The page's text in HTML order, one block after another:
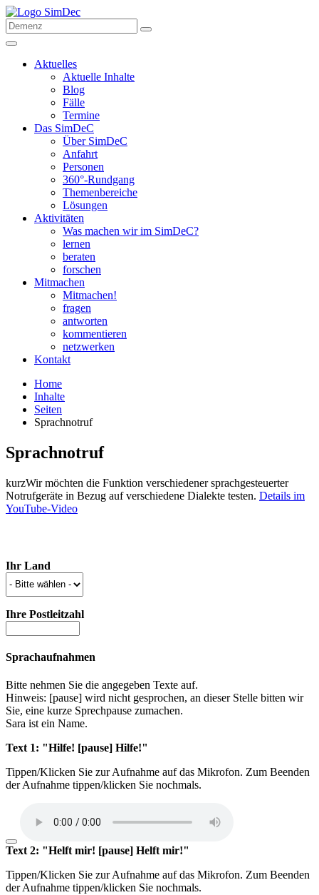
Aktuelles
Aktuelle Inhalte
Blog
Fälle
Termine
Das SimDeC
Über SimDeC
Anfahrt
Personen
360°-Rundgang
Themenbereiche
Lösungen
Aktivitäten
Was machen wir im SimDeC?
lernen
beraten
forschen
Mitmachen
Mitmachen!
fragen
antworten
kommentieren
netzwerken
Kontakt
Home
Inhalte
Seiten
Sprachnotruf
Sprachnotruf
Wir möchten die Funktion verschiedener sprachgesteuerter
Notrufgeräte in Bezug auf verschiedene Dialekte testen. Details im
YouTube-Video
Ihr Land
Ihre Postleitzahl
Sprachaufnahmen
Bitte nehmen Sie die angegeben Texte auf.
Hinweis: [pause] wird nicht gesprochen, an dieser Stelle bitten wir
Sie, eine kurze Sprechpause zumachen.
Sara ist ein Name.
Text 1: "Hilfe! [pause] Hilfe!"
Tippen/Klicken Sie zur Aufnahme auf das Mikrofon. Zum Beenden
der Aufnahme tippen/klicken Sie nochmals.
Text 2: "Helft mir! [pause] Helft mir!"
Tippen/Klicken Sie zur Aufnahme auf das Mikrofon. Zum Beenden
der Aufnahme tippen/klicken Sie nochmals.